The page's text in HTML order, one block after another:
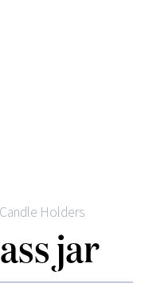
Holders
jar